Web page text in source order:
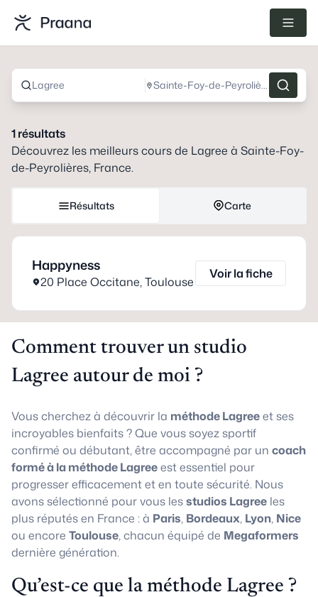
Lagree Sainte-Foy-de-Peyrolières, France
1résultats
Découvrez les meilleurs cours de Lagree à Sainte-Foy-
de-Peyrolières, France.
Résultats Carte
Happyness
20 Place Occitane,Toulouse
Voir la fiche
Comment trouver un studio
Lagree autour de moi ?
Vous cherchez à découvrir la méthode Lagreeet ses
incroyables bienfaits ? Que vous soyez sportif
confirmé ou débutant, être accompagné par un coach
formé à la méthode Lagreeest essentiel pour
progresser efficacement et en toute sécurité. Nous
avons sélectionné pour vous lesstudios Lagree les
plus réputés en France : à Paris, Bordeaux, Lyon, Nice
ou encore Toulouse, chacun équipé de Megaformers
dernière génération.
Qu’est-ce que la méthode Lagree ?